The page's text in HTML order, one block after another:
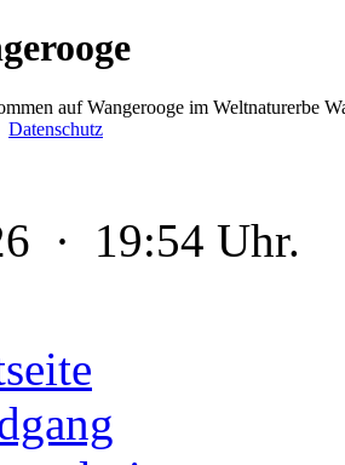
auf Wangerooge im Weltnaturerbe
Datenschutz
· 19:54 Uhr.